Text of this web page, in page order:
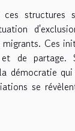
ces
Ces
de
démocratie
se